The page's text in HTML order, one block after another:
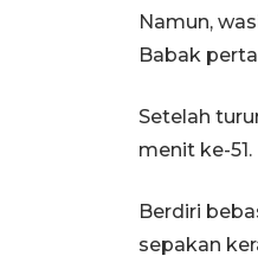
Namun,
Babak
Setelah
menit ke-51.
Berdiri
sepakan